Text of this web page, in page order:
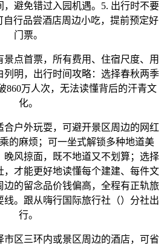
避免错过入园机遇。5. 出行时不要
自行品尝酒店周边小吃，提前预定好
门票。
点首票，所有费用、住宿尺度、用
列明，出行时间攻略：选择春秋两季
860万人次，无法读懂背后的汗青文
化。
户外玩耍，可避开景区周边的网红
的麻烦；可一坐式解锁多种地道美
晚风掠面，既不地道又不划算；选择
，才能更好地读懂每个建建、每件文
边的留念品价钱偏高，全程有正轨旅
。跟从嗨行国际旅行社（）分社出
行。
区三环内或景区周边的酒店，可省